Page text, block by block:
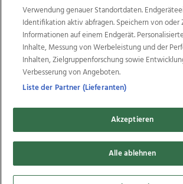
Weitere Angebote des
TV1 di-mog-i.at OÖNow
Life Radio
OÖNachrichten
OÖN Karriere
OÖN Reise
Regionaljobs
wasistlos.at
Copyrights © 2026 Tips Zeitungs GmbH
developed by11x11.net
Cookie Einstellungen bearbeiten
Verwendung genauer Standortdaten.
Identifikation aktiv abfragen. Speichern von oder
Informationen auf einem Endgerät.
Inhalte, Messung von Werbeleistung und der
Inhalten, Zielgruppenforschung sowie
Verbesserung von Angeboten.
Liste der Partner (Lieferanten)
Akzeptieren
Alle ablehnen